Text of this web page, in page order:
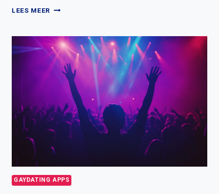
LEES MEER HOE
GAY
DATING?
ONTDEK
DE
VERBORGEN
GAYDATING APPS